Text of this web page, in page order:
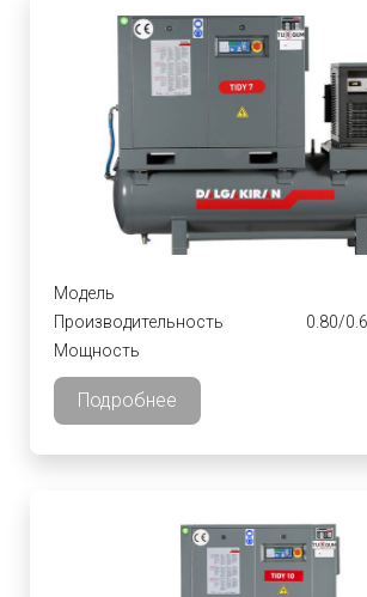
Модель
Производительность
0.80/
Мощность
Подробнее